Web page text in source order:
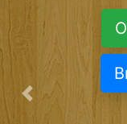
Предыдущая